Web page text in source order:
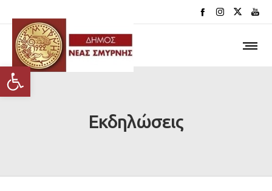
Ανοίξτε τη γραμμή εργαλείων
Εκδηλώσεις